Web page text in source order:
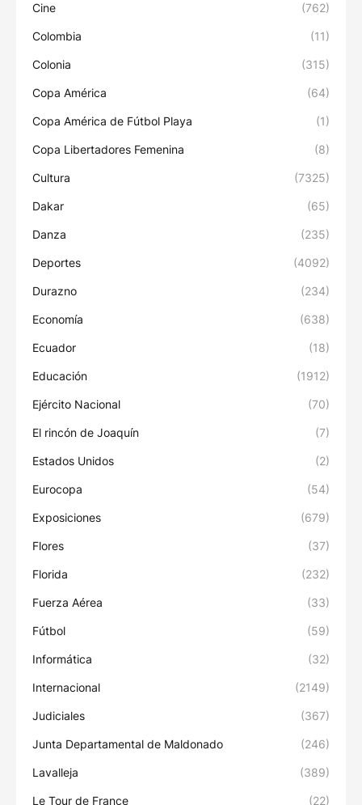
Cine (762)
Colombia (11)
Colonia (315)
Copa América (64)
Copa América de Fútbol Playa (1)
Copa Libertadores Femenina (8)
Cultura (7325)
Dakar (65)
Danza (235)
Deportes (4092)
Durazno (234)
Economía (638)
Ecuador (18)
Educación (1912)
Ejército Nacional (70)
El rincón de Joaquín (7)
Estados Unidos (2)
Eurocopa (54)
Exposiciones (679)
Flores (37)
Florida (232)
Fuerza Aérea (33)
Fútbol (59)
Informática (32)
Internacional (2149)
Judiciales (367)
Junta Departamental de Maldonado (246)
Lavalleja (389)
Le Tour de France (22)